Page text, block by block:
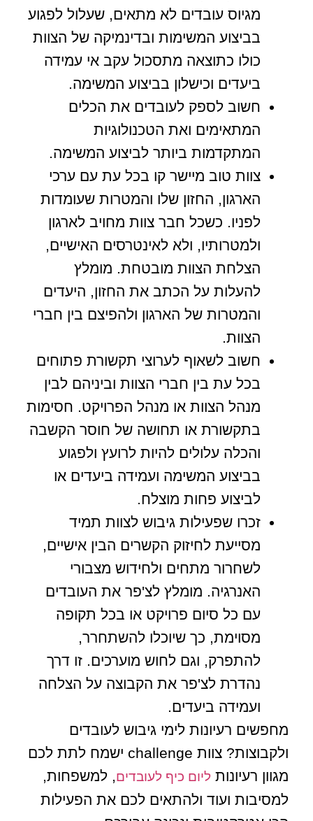
מגיוס עובדים לא מתאים, שעלול לפגוע
בביצוע המשימות ובדינמיקה של הצוות
כולו כתוצאה מתסכול עקב אי עמידה
ביעדים וכישלון בביצוע המשימה.
חשוב לספק לעובדים את הכלים
המתאימים ואת הטכנולוגיות
המתקדמות ביותר לביצוע המשימה.
צוות טוב מיישר קו בכל עת עם ערכי
הארגון, החזון שלו והמטרות שעומדות
לפניו. כשכל חבר צוות מחויב לארגון
ולמטרותיו, ולא לאינטרסים האישיים,
הצלחת הצוות מובטחת. מומלץ
להעלות על הכתב את החזון, היעדים
והמטרות של הארגון ולהפיצם בין חברי
הצוות.
חשוב לשאוף לערוצי תקשורת פתוחים
בכל עת בין חברי הצוות וביניהם לבין
מנהל הצוות או מנהל הפרויקט. חסימות
בתקשורת או תחושה של חוסר הקשבה
והכלה עלולים להיות לרועץ ולפגוע
בביצוע המשימה ועמידה ביעדים או
לביצוע פחות מוצלח.
זכרו שפעילות גיבוש לצוות תמיד
מסייעת לחיזוק הקשרים הבין אישיים,
לשחרור מתחים ולחידוש מצבורי
האנרגיה. מומלץ לצ'פר את העובדים
עם כל סיום פרויקט או בכל תקופה
מסוימת, כך שיוכלו להשתחרר,
להתפרק, וגם לחוש מוערכים. זו דרך
נהדרת לצ'פר את הקבוצה על הצלחה
ועמידה ביעדים.
מחפשים רעיונות לימי גיבוש לעובדים
ולקבוצות? צוות challenge ישמח לתת לכם
מגוון רעיונות ליום כיף לעובדים, למשפחות,
למסיבות ועוד ולהתאים לכם את הפעילות